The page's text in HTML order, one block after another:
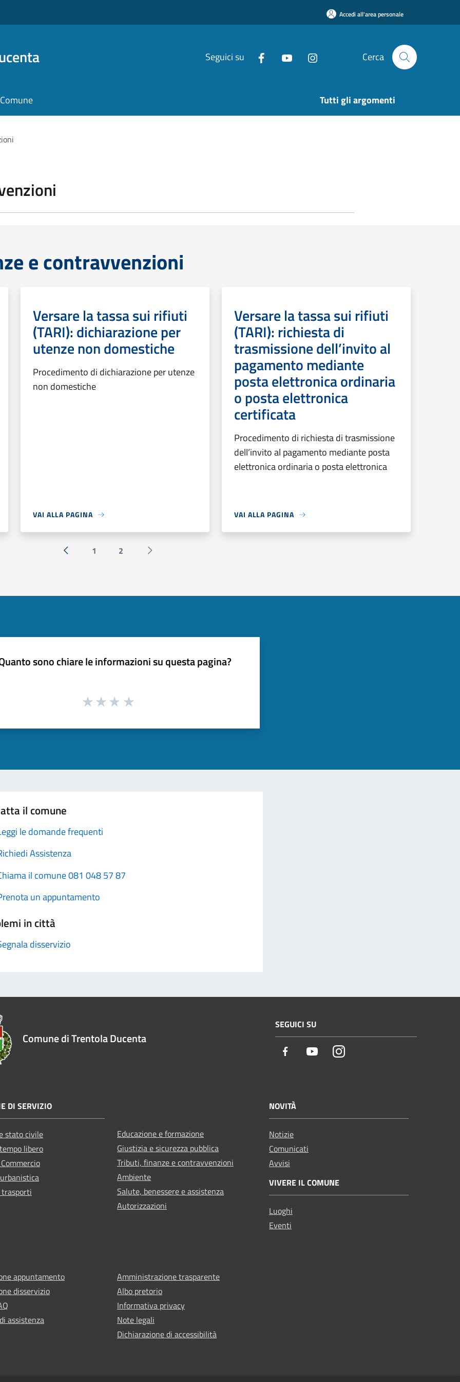
Accedi all'area personale
Seguici su Cerca
Tutti gli argomenti
e contravvenzioni
Versare la tassa sui rifiuti
(TARI): dichiarazione per
utenze non domestiche
Procedimento di dichiarazione per utenze
non domestiche
VAI ALLA PAGINA
Versare la tassa sui rifiuti
(TARI): richiesta di
trasmissione dell’invito al
pagamento mediante
posta elettronica ordinaria
o posta elettronica
certificata
Procedimento di richiesta di trasmissione
dell’invito al pagamento mediante posta
elettronica ordinaria o posta elettronica
VAI ALLA PAGINA
« Precedente
1 2
Successiva »
sono chiare le informazioni su questa pagina?
il comune
le domande frequenti
Assistenza
il comune 081 048 57 87
un appuntamento
in città
disservizio
Comune di Trentola Ducenta
SEGUICI SU
Facebook YoutubeInstagram
DI SERVIZIO
stato civile
libero
Educazione e formazione
Giustizia e sicurezza pubblica
Tributi, finanze e contravvenzioni
Ambiente
Salute, benessere e assistenza
Autorizzazioni
NOVITÀ
Notizie
Comunicati
Avvisi
VIVERE IL COMUNE
Luoghi
Eventi
appuntamento
disservizio
assistenza
Amministrazione trasparente
Albo pretorio
Informativa privacy
Note legali
Dichiarazione di accessibilità